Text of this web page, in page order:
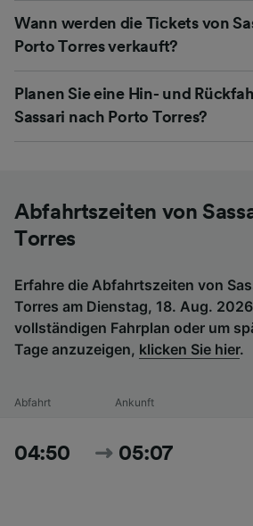
Wann werden die Tickets von
Porto Torres verkauft?
Planen Sie eine Hin- und
Sassari nach Porto Torres?
Abfahrtszeiten von
Torres
Erfahre die Abfahrtszeiten von
Torres am Dienstag, 18. Aug.
vollständigen Fahrplan oder um
Tage anzuzeigen, klicken Sie hier.
Abfahrt Ankunft
04:50 05:07